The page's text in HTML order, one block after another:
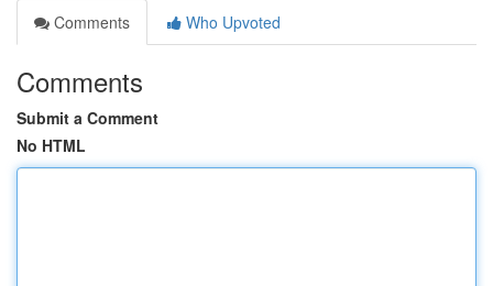
Comments
Who Upvoted
Comments
Submit a Comment
No HTML